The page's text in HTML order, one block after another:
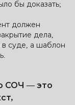
бы доказать;
должен
дела,
в суде, а шаблон
СОЧ — это